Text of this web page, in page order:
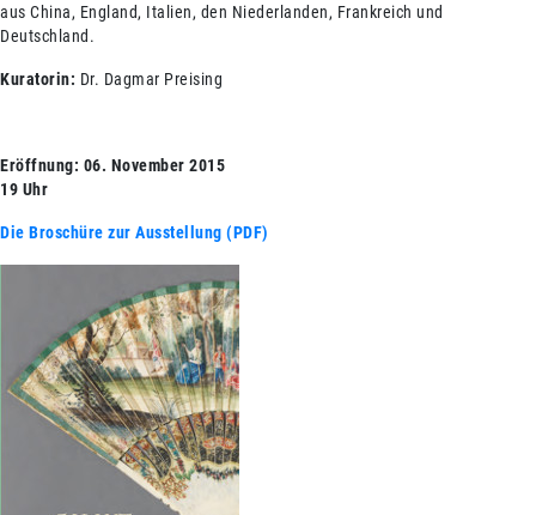
aus China, England, Italien, den Niederlanden, Frankreich und
Deutschland.
Kuratorin: Dr. Dagmar Preising
Eröffnung: 06. November 2015
19 Uhr
Die Broschüre zur Ausstellung (PDF)